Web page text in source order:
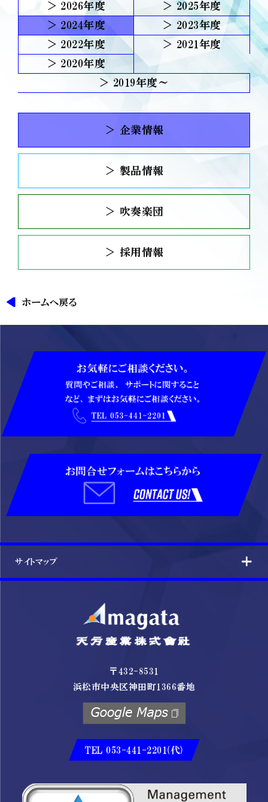
2026
2025
2024
2023
2022
2021
2020
2019
＞ 企業情報
＞ 製品情報
＞ 吹奏楽団
＞ 採用情報
ホームへ戻る
サイトマップ
〒432-8531
浜松市中央区神田町1366番地
TEL 053-441-2201(代)